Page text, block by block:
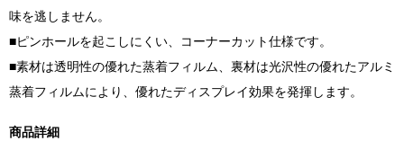
味を逃しません。
■ピンホールを起こしにくい、コーナーカット仕様です。
■素材は透明性の優れた蒸着フィルム、裏材は光沢性の優れたアルミ
蒸着フィルムにより、優れたディスプレイ効果を発揮します。
商品詳細